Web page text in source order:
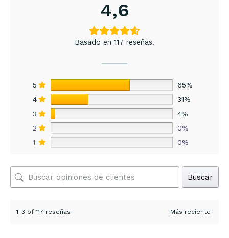
4,6
Basado en 117 reseñas.
5
65%
4
31%
3
4%
2
0%
1
0%
Buscar
1-3 of 117 reseñas